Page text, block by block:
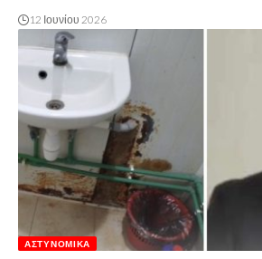
12 Ιουνίου 2026
ΑΣΤΥΝΟΜΙΚΆ